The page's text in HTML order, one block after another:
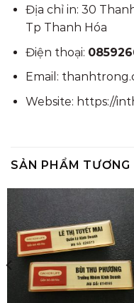
Địa chỉ in: 30
Tp Thanh Hóa
Điện thoại:
Email:
Website: https://
SẢN PHẨM TƯƠNG